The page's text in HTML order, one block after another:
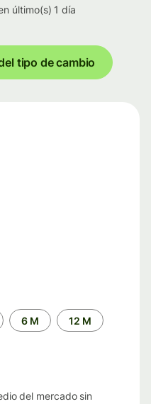
último(s) 1 día
tipo de cambio
6 M 12 M
del mercado sin